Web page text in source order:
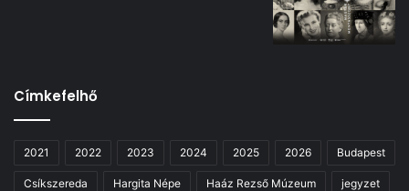
Címkefelhő
2021 2022 2023 2024 2025 2026 Budapest
Csíkszereda Hargita Népe Haáz Rezső Múzeum jegyzet